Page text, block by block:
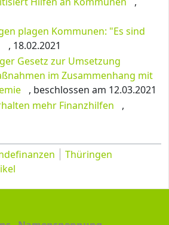
plagen Kommunen: "Es sind
, 18.02.2021
Gesetz zur Umsetzung
im Zusammenhang mit
, beschlossen am 12.03.2021
mehr Finanzhilfen
,
Thüringen